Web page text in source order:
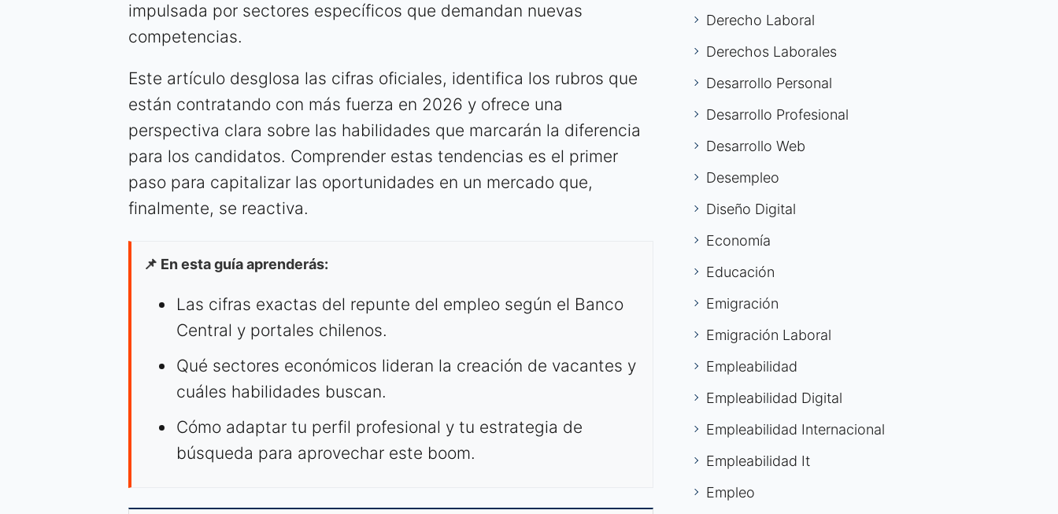
impulsada por sectores específicos que demandan nuevas
competencias.
Este artículo desglosa las cifras oficiales, identifica los rubros que
están contratando con más fuerza en 2026 y ofrece una
perspectiva clara sobre las habilidades que marcarán la diferencia
para los candidatos. Comprender estas tendencias es el primer
paso para capitalizar las oportunidades en un mercado que,
finalmente, se reactiva.
📌 En esta guía aprenderás:
Las cifras exactas del repunte del empleo según el Banco
Central y portales chilenos.
Qué sectores económicos lideran la creación de vacantes y
cuáles habilidades buscan.
Cómo adaptar tu perfil profesional y tu estrategia de
búsqueda para aprovechar este boom.
Derecho Laboral
Derechos Laborales
Desarrollo Personal
Desarrollo Profesional
Desarrollo Web
Desempleo
Diseño Digital
Economía
Educación
Emigración
Emigración Laboral
Empleabilidad
Empleabilidad Digital
Empleabilidad Internacional
Empleabilidad It
Empleo